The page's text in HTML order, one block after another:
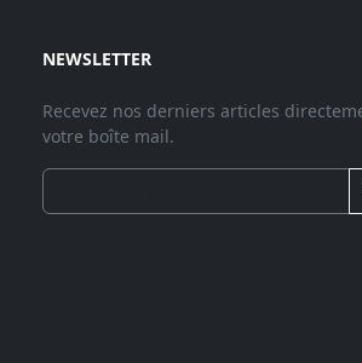
NEWSLETTER
Recevez nos derniers articles
votre boîte mail.